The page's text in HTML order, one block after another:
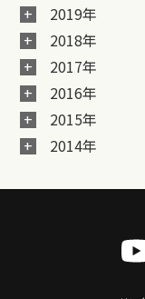
2019年
2018年
2017年
2016年
2015年
2014年